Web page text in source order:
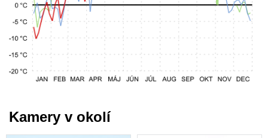
Kamery v okolí